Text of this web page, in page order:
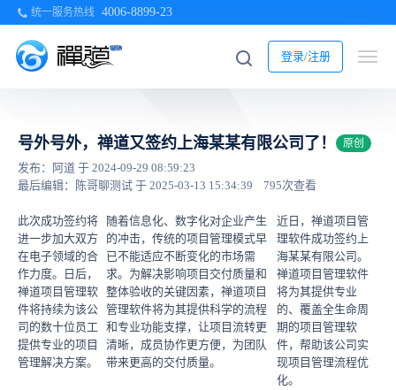
统一服务热线 4006-8899-23
登录/注册
号外号外，禅道又签约上海某某有限公司了！ 原创
发布：阿道 于 2024-09-29 08:59:23
最后编辑：陈哥聊测试 于 2025-03-13 15:34:39
795次查看
近日，禅道项目管
理软件成功签约上
海某某有限公司。
禅道项目管理软件
将为其提供专业
的、覆盖全生命周
期的项目管理软
件，帮助该公司实
现项目管理流程优
化。
随着信息化、数字化对企业产生
的冲击，传统的项目管理模式早
已不能适应不断变化的市场需
求。为解决影响项目交付质量和
整体验收的关键因素，禅道项目
管理软件将为其提供科学的流程
和专业功能支撑，让项目流转更
清晰，成员协作更方便，为团队
带来更高的交付质量。
此次成功签约将
进一步加大双方
在电子领域的合
作力度。日后，
禅道项目管理软
件将持续为该公
司的数十位员工
提供专业的项目
管理解决方案。